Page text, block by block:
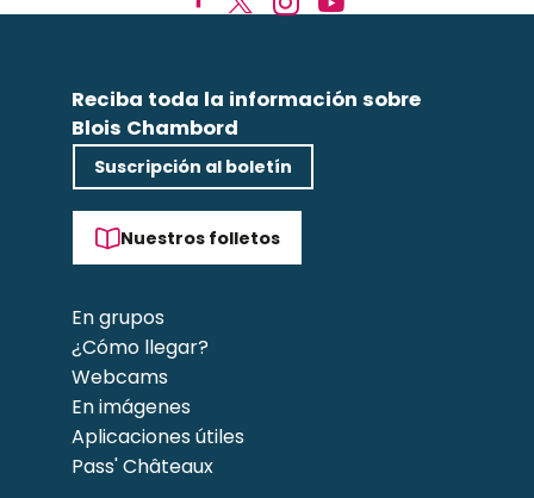
Reciba toda la información sobre
Blois Chambord
Suscripción al boletín
Nuestros folletos
En grupos
¿Cómo llegar?
Webcams
En imágenes
Aplicaciones útiles
Pass' Châteaux